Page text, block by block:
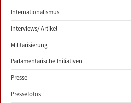
Internationalismus
Interviews/ Artikel
Militarisierung
Parlamentarische Initiativen
Presse
Pressefotos